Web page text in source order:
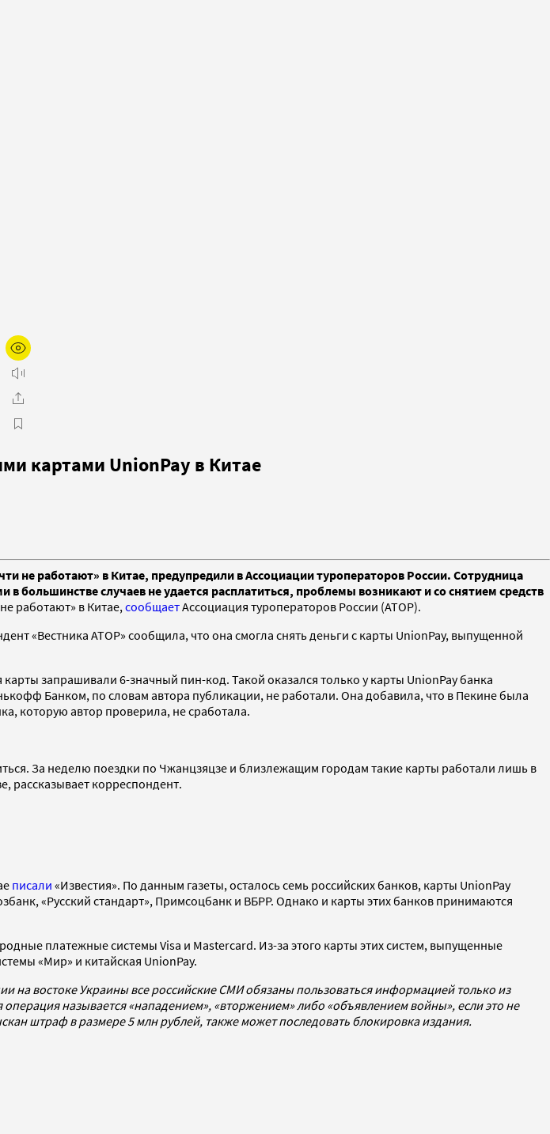
картами UnionPay в Китае
работают» в Китае, предупредили в Ассоциации туроператоров России. Сотрудница
случаев не удается расплатиться, проблемы возникают и со снятием средств
работают» в Китае, сообщаетАссоциация туроператоров России (АТОР).
«Вестника АТОР» сообщила, что она смогла снять деньги с карты UnionPay, выпущенной
запрашивали 6-значный пин-код. Такой оказался только у карты UnionPay банка
Банком, по словам автора публикации, не работали. Она добавила, что в Пекине была
которую автор проверила, не сработала.
За неделю поездки по Чжанцзяцзе и близлежащим городам такие карты работали лишь в
рассказывает корреспондент.
писали «Известия». По данным газеты, осталось семь российских банков, карты UnionPay
«Русский стандарт», Примсоцбанк и ВБРР. Однако и карты этих банков принимаются
платежные системы Visa и Mastercard. Из-за этого карты этих систем, выпущенные
«Мир» и китайская UnionPay.
на востоке Украины все российские СМИ обязаны пользоваться информацией только из
называется «нападением», «вторжением» либо «объявлением войны», если это не
штраф в размере 5 млн рублей, также может последовать блокировка издания.